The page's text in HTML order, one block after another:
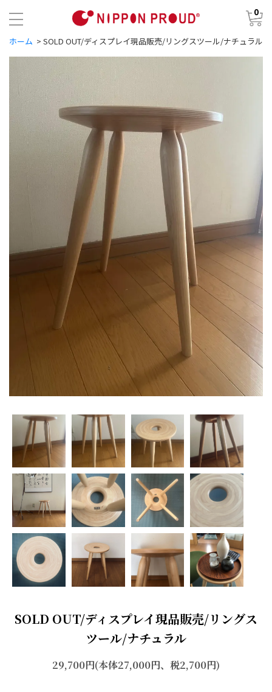
0
ホーム > SOLD OUT/ディスプレイ現品販売/リングスツール/ナチュラル
SOLD OUT/ディスプレイ現品販売/リングス
ツール/ナチュラル
29,700円(本体27,000円、税2,700円)